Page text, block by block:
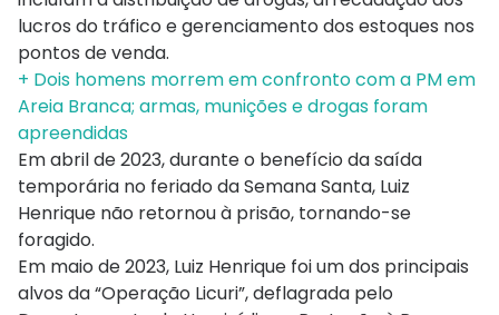
lucros do tráfico e gerenciamento dos estoques nos
pontos de venda.
+ Dois homens morrem em confronto com a PM em
Areia Branca; armas, munições e drogas foram
apreendidas
Em abril de 2023, durante o benefício da saída
temporária no feriado da Semana Santa, Luiz
Henrique não retornou à prisão, tornando-se
foragido.
Em maio de 2023, Luiz Henrique foi um dos principais
alvos da “Operação Licuri”, deflagrada pelo